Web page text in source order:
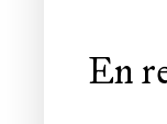
En